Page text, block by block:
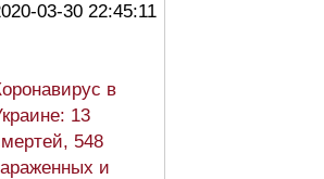
03-30 22:45:11
в
13
548
и